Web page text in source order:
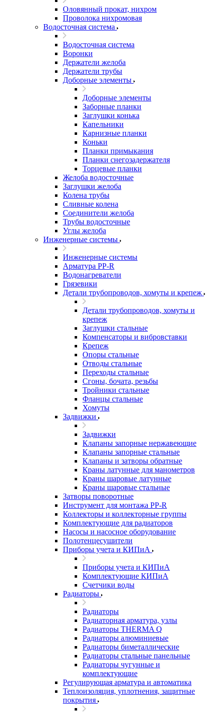
Оловянный прокат, нихром
Проволока нихромовая
Водосточная система
Водосточная система
Воронки
Держатели желоба
Держатели трубы
Доборные элементы
Доборные элементы
Заборные планки
Заглушки конька
Капельники
Карнизные планки
Коньки
Планки примыкания
Планки снегозадержателя
Торцевые планки
Желоба водосточные
Заглушки желоба
Колена трубы
Сливные колена
Соединители желоба
Трубы водосточные
Углы желоба
Инженерные системы
Инженерные системы
Арматура PP-R
Водонагреватели
Грязевики
Детали трубопроводов, хомуты и крепеж
Детали трубопроводов, хомуты и
крепеж
Заглушки стальные
Компенсаторы и вибровставки
Крепеж
Опоры стальные
Отводы стальные
Переходы стальные
Сгоны, бочата, резьбы
Тройники стальные
Фланцы стальные
Хомуты
Задвижки
Задвижки
Клапаны запорные нержавеющие
Клапаны запорные стальные
Клапаны и затворы обратные
Краны латунные для манометров
Краны шаровые латунные
Краны шаровые стальные
Затворы поворотные
Инструмент для монтажа PP-R
Коллекторы и коллекторные группы
Комплектующие для радиаторов
Насосы и насосное оборудование
Полотенцесушители
Приборы учета и КИПиА
Приборы учета и КИПиА
Комплектующие КИПиА
Счетчики воды
Радиаторы
Радиаторы
Радиаторная арматура, узлы
Радиаторы THERMA Q
Радиаторы алюминиевые
Радиаторы биметаллические
Радиаторы стальные панельные
Радиаторы чугунные и
комплектующие
Регулирующая арматура и автоматика
Теплоизоляция, уплотнения, защитные
покрытия